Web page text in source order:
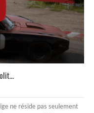
ne réside pas seulement